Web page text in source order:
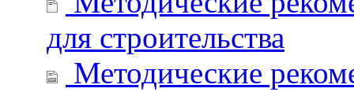
для строительства
Методические